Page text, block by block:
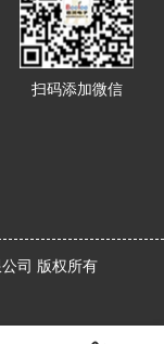
扫码添加微信
司 版权所有